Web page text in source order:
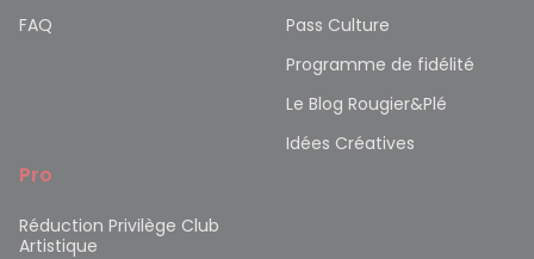
FAQ
Pass Culture
Programme de fidélité
Le Blog Rougier&Plé
Idées Créatives
Pro
Réduction Privilège Club
Artistique